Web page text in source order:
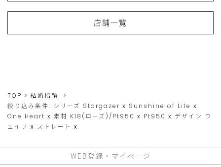
店舗一覧
TOP
結婚指輪
絞り込み条件: シリーズ Stargazer x Sunshine of Life x
One Heart x 素材 K18(ローズ)/Pt950 x Pt950 x デザイン ウ
ェイブ x ストレート x
WEB登録・マイページ